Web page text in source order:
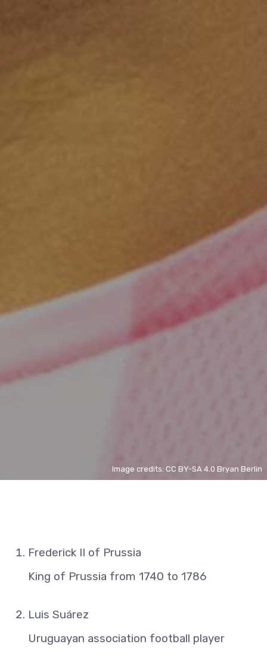
Image credits: CC BY-SA 4.0 Bryan Berlin
Frederick II of Prussia
King of Prussia from 1740 to 1786
Luis Suárez
Uruguayan association football player